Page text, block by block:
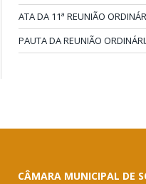
ATA DA 11ª REUNIÃO
PAUTA DA REUNIÃO
CÂMARA MUNICIPAL DE